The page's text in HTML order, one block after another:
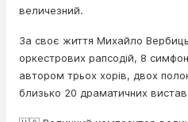
величезний.
За своє життя Михайло
оркестрових рапсодій, 8
автором трьох хорів, двох
близько 20 драматичних